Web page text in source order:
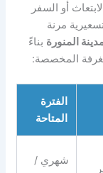
أو السفر
مرنة
المنورة بناءً
المخصصة:
الفترة
المتاحة
شهري /